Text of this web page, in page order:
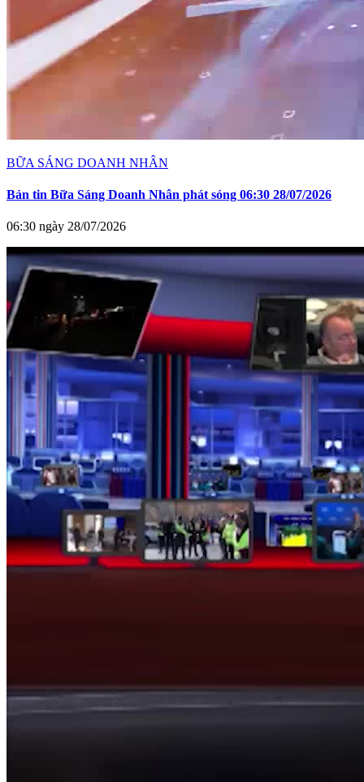
BỮA SÁNG DOANH NHÂN
Bản tin Bữa Sáng Doanh Nhân phát sóng 06:30 28/07/2026
06:30 ngày 28/07/2026